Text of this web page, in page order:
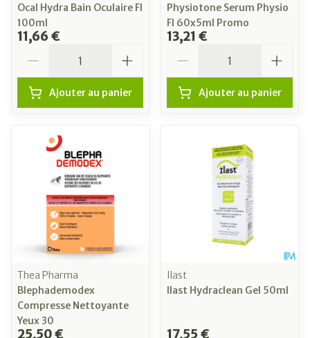
Ocal Hydra Bain Oculaire Fl
100ml
11,66 €
Ajouter au panier
Physiotone Serum Physio
Fl 60x5ml Promo
13,21 €
Ajouter au panier
Thea Pharma
Blephademodex
Compresse Nettoyante
Yeux 30
25,50 €
Ilast
Ilast Hydraclean Gel 50ml
17,55 €